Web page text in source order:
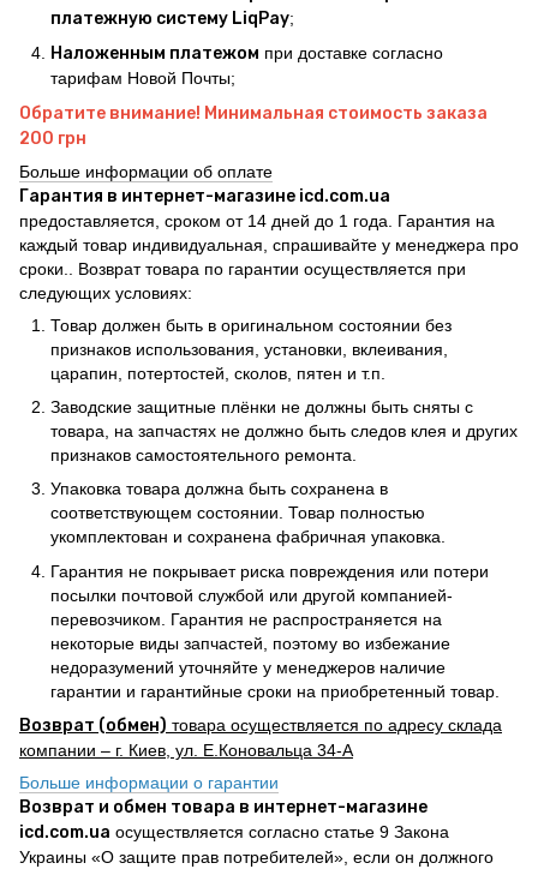
платежную систему LiqPay;
Наложенным платежом при доставке согласно
тарифам Новой Почты;
Обратите внимание! Минимальная стоимость заказа
200 грн
Больше информации об оплате
Гарантия в интернет-магазине icd.com.ua
предоставляется, сроком от 14 дней до 1 года. Гарантия на
каждый товар индивидуальная, спрашивайте у менеджера про
сроки.. Возврат товара по гарантии осуществляется при
следующих условиях:
Товар должен быть в оригинальном состоянии без
признаков использования, установки, вклеивания,
царапин, потертостей, сколов, пятен и т.п.
Заводские защитные плёнки не должны быть сняты с
товара, на запчастях не должно быть следов клея и других
признаков самостоятельного ремонта.
Упаковка товара должна быть сохранена в
соответствующем состоянии. Товар полностью
укомплектован и сохранена фабричная упаковка.
Гарантия не покрывает риска повреждения или потери
посылки почтовой службой или другой компанией-
перевозчиком. Гарантия не распространяется на
некоторые виды запчастей, поэтому во избежание
недоразумений уточняйте у менеджеров наличие
гарантии и гарантийные сроки на приобретенный товар.
Возврат (обмен) товара осуществляется по адресу склада
компании – г. Киев, ул. Е.Коновальца 34-А
Больше информации о гарантии
Возврат и обмен товара в интернет-магазине
icd.com.ua осуществляется согласно статье 9 Закона
Украины «О защите прав потребителей», если он должного